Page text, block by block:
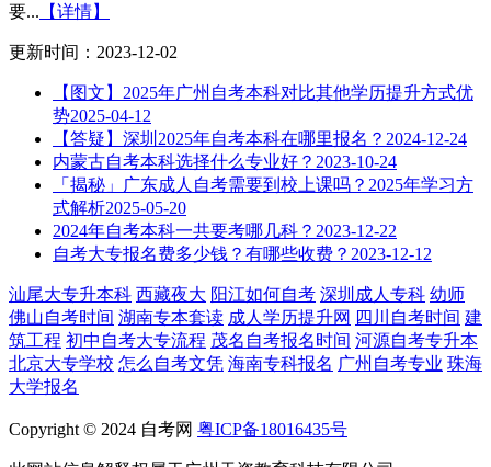
要... 【详情】
更新时间：2023-12-02
【图文】2025年广州自考本科对比其他学历提升方式优
势2025-04-12
【答疑】深圳2025年自考本科在哪里报名？ 2024-12-24
内蒙古自考本科选择什么专业好？ 2023-10-24
「揭秘」广东成人自考需要到校上课吗？2025年学习方
式解析2025-05-20
2024年自考本科一共要考哪几科？ 2023-12-22
自考大专报名费多少钱？有哪些收费？ 2023-12-12
汕尾大专升本科 西藏夜大 阳江如何自考 深圳成人专科 幼师
佛山自考时间 湖南专本套读 成人学历提升网 四川自考时间 建
筑工程 初中自考大专流程 茂名自考报名时间 河源自考专升本
北京大专学校 怎么自考文凭 海南专科报名 广州自考专业 珠海
大学报名
Copyright © 2024 自考网 粤ICP备18016435号